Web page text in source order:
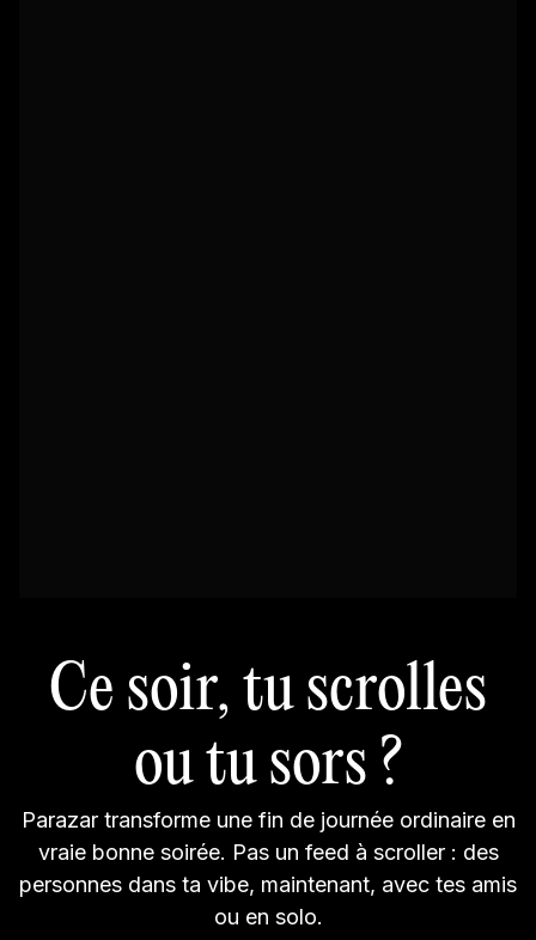
Ce soir, tu scrolles
ou tu sors ?
Parazar transforme une fin de journée ordinaire en
vraie bonne soirée. Pas un feed à scroller : des
personnes dans ta vibe, maintenant, avec tes amis
ou en solo.